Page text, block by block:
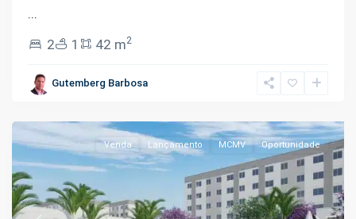
...
2
1 42 m2
Gutemberg Barbosa
Tarumã,
Venda Lançamento MCMV Oportunidade